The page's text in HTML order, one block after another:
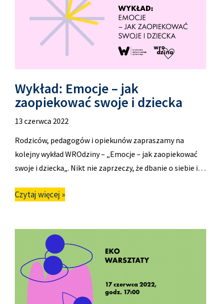
Wykład: Emocje – jak
zaopiekować swoje i dziecka
13 czerwca 2022
Rodziców, pedagogów i opiekunów zapraszamy na
kolejny wykład WROdziny – „Emocje – jak zaopiekować
swoje i dziecka„. Nikt nie zaprzeczy, że dbanie o siebie i…
Czytaj więcej »